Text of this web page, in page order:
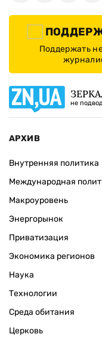
Поддержать
не
АРХИВ
Внутренняя политика
Международная
Макроуровень
Энергорынок
Приватизация
Экономика регионов
Наука
Технологии
Среда обитания
Церковь